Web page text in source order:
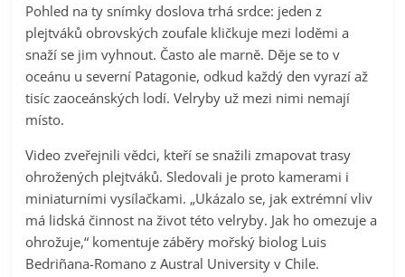
Pohled na ty snímky doslova trhá srdce: jeden z
plejtváků obrovských zoufale kličkuje mezi loděmi a
snaží se jim vyhnout. Často ale marně. Děje se to v
oceánu u severní Patagonie, odkud každý den vyrazí až
tisíc zaoceánských lodí. Velryby už mezi nimi nemají
místo.
Video zveřejnili vědci, kteří se snažili zmapovat trasy
ohrožených plejtváků. Sledovali je proto kamerami i
miniaturními vysílačkami. „Ukázalo se, jak extrémní vliv
má lidská činnost na život této velryby. Jak ho omezuje a
ohrožuje,“ komentuje záběry mořský biolog Luis
Bedriñana-Romano z Austral University v Chile.